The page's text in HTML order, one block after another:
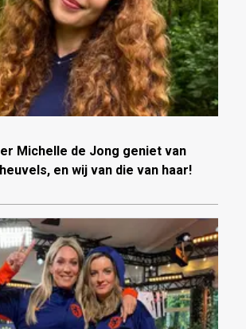
Michelle de Jong geniet van
en wij van die van haar!